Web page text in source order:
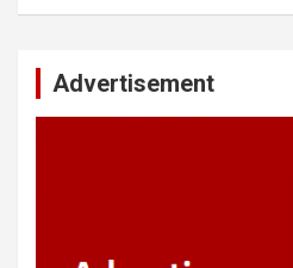
Advertisement